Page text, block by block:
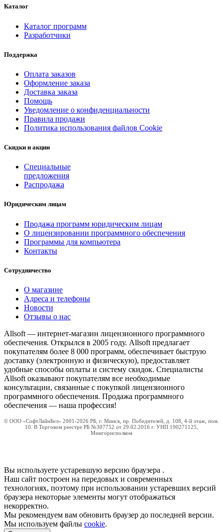
Каталог
Каталог программ
Разработчики
Поддержка
Оплата заказов
Оформление заказа
Доставка заказа
Помощь
Уведомление о конфиденциальности
Правила продажи
Политика использования файлов Cookie
Скидки и акции
Специальные
предложения
Распродажа
Юридическим лицам
Продажа программ юридическим лицам
О лицензировании программного обеспечения
Программы для компьютера
Контакты
Сотрудничество
О магазине
Адреса и телефоны
Новости
Отзывы о нас
Allsoft — интернет-магазин лицензионного программного
обеспечения. Открылся в 2005 году. Allsoft предлагает
покупателям более 8 000 программ, обеспечивает быструю
доставку (электронную и физическую), предоставляет
удобные способы оплаты и систему скидок. Специалисты
Allsoft оказывают покупателям все необходимые
консультации, связанные с покупкой лицензионного
программного обеспечения. Продажа программного
обеспечения — наша профессия!
© ООО «СофтЛайнБел» 2001-2026 РБ, г. Минск, пр. Победителей, д. 108, 4-й этаж, пом.
10. В Торговом реестре РБ №307752 от 29.02.2016 г. УНП 190271125,
Мингорисполком
Вы используете устаревшую версию браузера .
Наш сайт построен на передовых и современных
технологиях, поэтому при использовании устаревших версий
браузера некоторые элементы могут отображаться
некорректно.
Мы рекомендуем вам обновить браузер до последней версии.
Мы используем файлы cookie.